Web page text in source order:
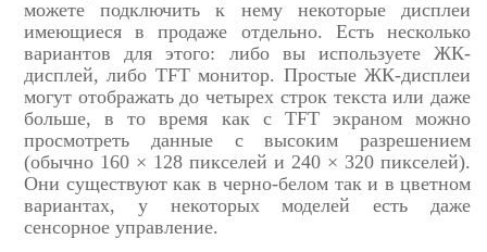
можете подключить к нему некоторые дисплеи
имеющиеся в продаже отдельно. Есть несколько
вариантов для этого: либо вы используете ЖК-
дисплей, либо TFT монитор. Простые ЖК-дисплеи
могут отображать до четырех строк текста или даже
больше, в то время как с TFT экраном можно
просмотреть данные с высоким разрешением
(обычно 160 × 128 пикселей и 240 × 320 пикселей).
Они существуют как в черно-белом так и в цветном
вариантах, у некоторых моделей есть даже
сенсорное управление.